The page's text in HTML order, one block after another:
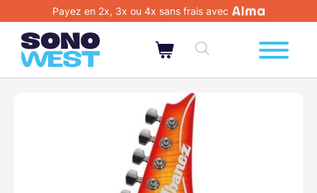
Payez en 2x, 3x ou 4x sans frais avec